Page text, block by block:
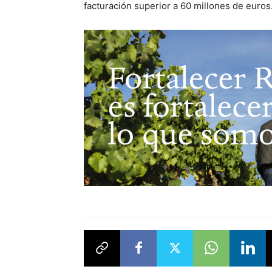
facturación superior a 60 millones de